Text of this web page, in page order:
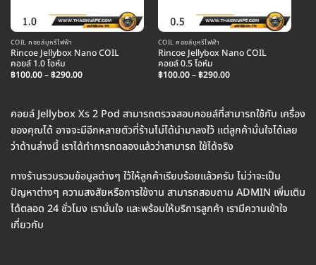
COIL คอยล์บุหรี่ไฟฟ้า
Rincoe Jellybox Nano COIL
คอยล์ 1.0 โอห์ม
฿100.00–฿290.00Price
฿290.00
COIL คอยล์บุหรี่ไฟฟ้า
Rincoe Jellybox Nano COIL
คอยล์ 0.5 โอห์ม
฿100.00–฿290.00Price
฿290.00
คอยล์ Jellybox Xs 2 Pod สามารถตรวจสอบคอยล์ที่สามารถใช้กับ เครื่อง
ของคุณได้ อาจจะมีอีกหลายตัวที่ร้านไม่ได้นำมาลงใว้ แต่ลูกค้ามั่นใจได้เลย
ว่าด้านล่างนี้ เราได้ทำการทดลองแล้วว่าสามารถ ใช้ได้จริง
ทางร้านรวบรวมข้อมูลต่างๆ ใว้ให้ลูกค้าเรียบร้อยแล้วครับ ไม่ว่าจะเป็น
ปัญหาต่างๆ ความสงสัยหรือการใช้งาน สามารถสอบถาม ADMIN เพิ่มเติม
ได้ตลอด 24 ชั่วโมง เรามั่นใจ และพร้อมให้บริการลูกค้า เรามีความเข้าใจ
เกี่ยวกับ